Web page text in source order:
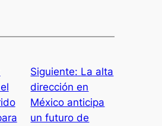
Siguiente: La alta
dirección en
México anticipa
un futuro de